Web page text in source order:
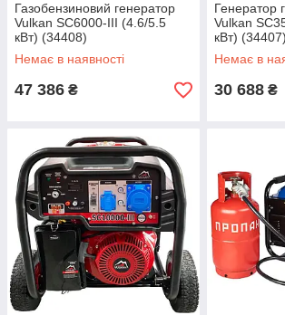
Газобензиновий генератор
Vulkan SC6000-III (4.6/5.5
кВт) (34408)
Немає в наявності
47 386 ₴
Генератор
Vulkan
кВт) (34407)
Немає в
30 688 ₴